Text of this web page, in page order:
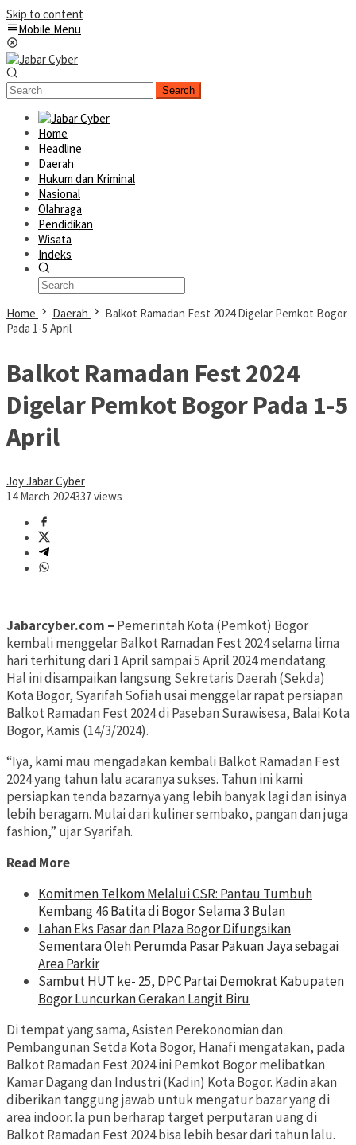
Skip to content
Mobile Menu
Search
Home
Headline
Daerah
Hukum dan Kriminal
Nasional
Olahraga
Pendidikan
Wisata
Indeks
Home Daerah
Balkot Ramadan Fest 2024 Digelar Pemkot Bogor
Pada 1-5 April
Balkot Ramadan Fest 2024
Digelar Pemkot Bogor Pada 1-5
April
Joy Jabar Cyber
14 March 2024337 views
Jabarcyber.com – Pemerintah Kota (Pemkot) Bogor
kembali menggelar Balkot Ramadan Fest 2024 selama lima
hari terhitung dari 1 April sampai 5 April 2024 mendatang.
Hal ini disampaikan langsung Sekretaris Daerah (Sekda)
Kota Bogor, Syarifah Sofiah usai menggelar rapat persiapan
Balkot Ramadan Fest 2024 di Paseban Surawisesa, Balai Kota
Bogor, Kamis (14/3/2024).
“Iya, kami mau mengadakan kembali Balkot Ramadan Fest
2024 yang tahun lalu acaranya sukses. Tahun ini kami
persiapkan tenda bazarnya yang lebih banyak lagi dan isinya
lebih beragam. Mulai dari kuliner sembako, pangan dan juga
fashion,” ujar Syarifah.
Read More
Komitmen Telkom Melalui CSR: Pantau Tumbuh
Kembang 46 Batita di Bogor Selama 3 Bulan
Lahan Eks Pasar dan Plaza Bogor Difungsikan
Sementara Oleh Perumda Pasar Pakuan Jaya sebagai
Area Parkir
Sambut HUT ke- 25, DPC Partai Demokrat Kabupaten
Bogor Luncurkan Gerakan Langit Biru
Di tempat yang sama, Asisten Perekonomian dan
Pembangunan Setda Kota Bogor, Hanafi mengatakan, pada
Balkot Ramadan Fest 2024 ini Pemkot Bogor melibatkan
Kamar Dagang dan Industri (Kadin) Kota Bogor. Kadin akan
diberikan tanggung jawab untuk mengatur bazar yang di
area indoor. Ia pun berharap target perputaran uang di
Balkot Ramadan Fest 2024 bisa lebih besar dari tahun lalu.